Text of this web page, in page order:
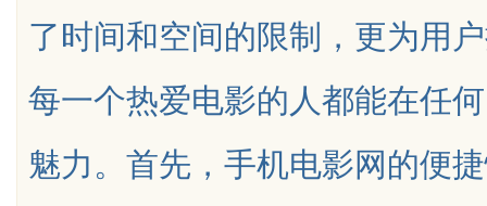
了时间和空间的限制，更为用
每一个热爱电影的人都能在任
魅力。首先，手机电影网的便